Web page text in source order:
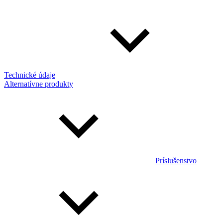
Technické údaje
Alternatívne produkty
Príslušenstvo